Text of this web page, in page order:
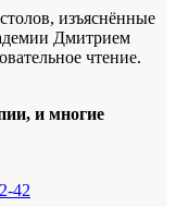
изъяснённые
Дмитрием
чтение.
и многие
42